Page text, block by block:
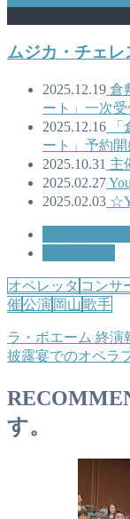
ムジカ・チェレ
2025.12.19 倉
ート」一次受
2025.12.16
ート」予約開
2025.10.31 主
2025.02.27
2025.02.03
オペレッタ コンサ
催公演 岡山歌手
ラ・ボエーム 終演
披露宴でのオペラ
す。